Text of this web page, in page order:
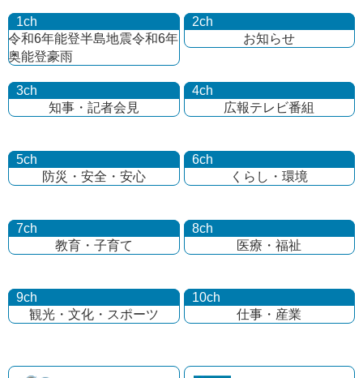
1ch
令和6年能登半島地震令和6年
奥能登豪雨
2ch
お知らせ
3ch
知事・記者会見
4ch
広報テレビ番組
5ch
防災・安全・安心
6ch
くらし・環境
7ch
教育・子育て
8ch
医療・福祉
9ch
観光・文化・ スポーツ
10ch
仕事・産業